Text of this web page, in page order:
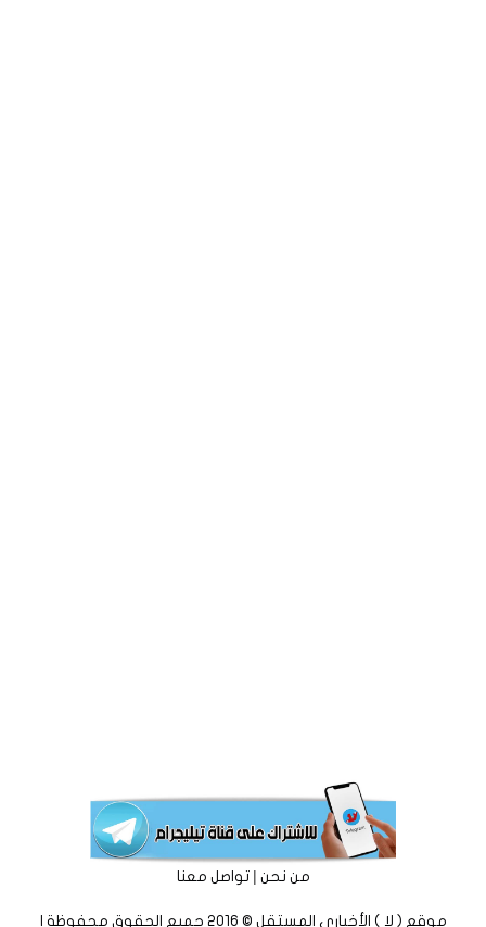
من نحن|تواصل معنا
موقع ( لا ) الأخباري المستقل © 2016 جميع الحقوق محفوظة |